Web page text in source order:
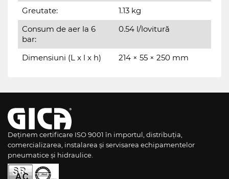
Greutate:
1.13 kg
Consum de aer la 6
bar:
0.54 l/lovitură
Dimensiuni (L x l x h) 214 × 55 × 250 mm
Deținem certificare ISO 9001 în importul, distribuția,
comercializarea, instalarea și servisarea echipamentelor
pneumatice și hidraulice.